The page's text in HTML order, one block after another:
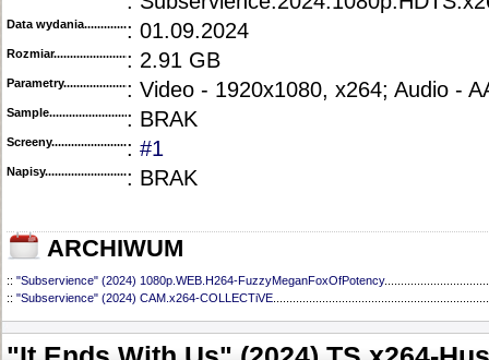
Data wydania......................................
: 01.09.2024
Rozmiar...........................................
: 2.91 GB
Parametry.........................................: Video - 1920x1080, x264; Audio -
Sample............................................
: BRAK
Screeny...........................................
: #1
Napisy............................................
: BRAK
ARCHIWUM
:: "Subservience" (2024) 1080p.WEB.H264-FuzzyMeganFoxOfPotency
:: "Subservience" (2024) CAM.x264-COLLECTiVE